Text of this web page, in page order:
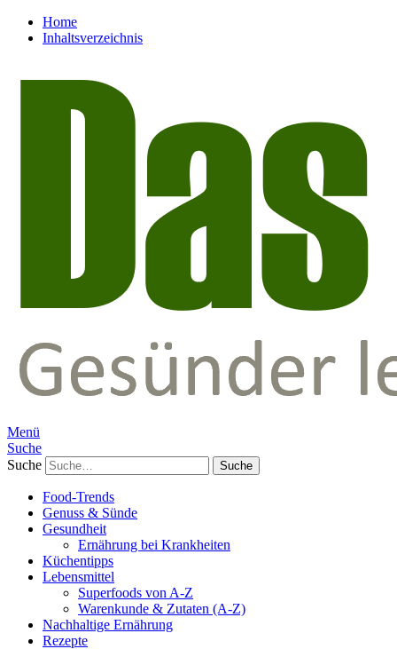
Home
Inhaltsverzeichnis
Menü
Suche
Suche
Food-Trends
Genuss & Sünde
Gesundheit
Ernährung bei Krankheiten
Küchentipps
Lebensmittel
Superfoods von A-Z
Warenkunde & Zutaten (A-Z)
Nachhaltige Ernährung
Rezepte